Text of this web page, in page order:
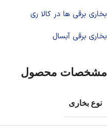
بخاری برقی ها در کالا ری
بخاری برقی آبسال
مشخصات محصول
نوع بخاری